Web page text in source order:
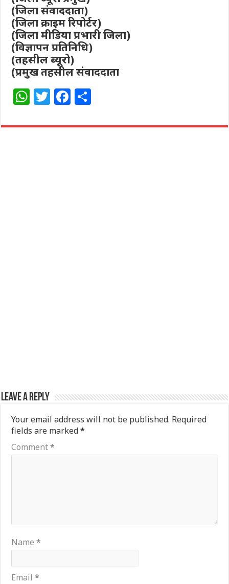
(जिला संवाददाता)
(जिला क्राइम रिपोर्टर)
(जिला मीडिया प्रभारी जिला)
(विज्ञापन प्रतिनिधि)
(तहसील ब्यूरो)
(प्रमुख तहसील संवाददाता
W
at
T
itt
F
c ar
Leave a Reply
Your email address will not be published. Required
fields are marked*
Comment*
Name*
Email*